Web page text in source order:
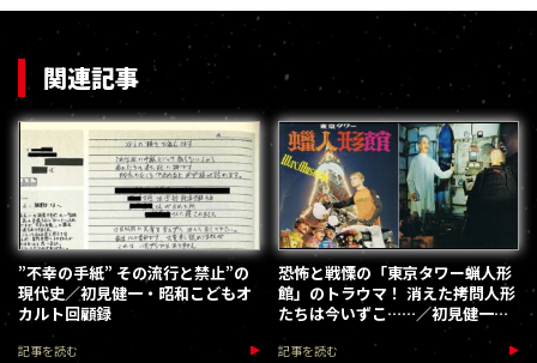
関連記事
”不幸の手紙” その流行と禁止”の
現代史／初見健一・昭和こどもオ
カルト回顧録
記事を読む
恐怖と戦慄の「東京タワー蝋人形
館」のトラウマ！ 消えた拷問人形
たちは今いずこ……／初見健一の
記事を読む